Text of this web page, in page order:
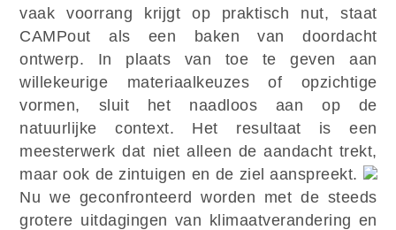
vaak voorrang krijgt op praktisch nut, staat
CAMPout als een baken van doordacht
ontwerp. In plaats van toe te geven aan
willekeurige materiaalkeuzes of opzichtige
vormen, sluit het naadloos aan op de
natuurlijke context. Het resultaat is een
meesterwerk dat niet alleen de aandacht trekt,
maar ook de zintuigen en de ziel aanspreekt.
Nu we geconfronteerd worden met de steeds
grotere uitdagingen van klimaatverandering en